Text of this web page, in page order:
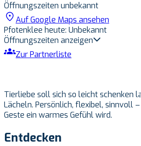
Öffnungszeiten unbekannt
Auf Google Maps ansehen
Pfotenklee heute: Unbekannt
Öffnungszeiten anzeigen
Keine Öffnungszeiten verfügbar
Zur Partnerliste
Tierliebe soll sich so leicht schenken
Lächeln. Persönlich, flexibel, sinnvoll
Geste ein warmes Gefühl wird.
Entdecken